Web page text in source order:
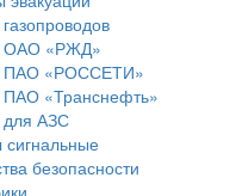
ОАО «РЖД»
ПАО «РОССЕТИ»
ПАО «Транснефть»
для АЗС
сигнальные
безопасности